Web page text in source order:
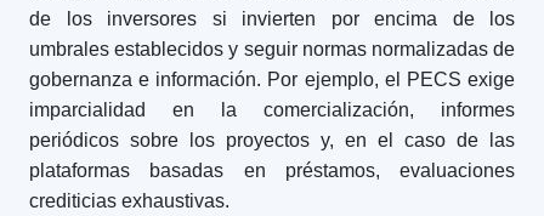
de los inversores si invierten por encima de los
umbrales establecidos y seguir normas normalizadas de
gobernanza e información. Por ejemplo, el PECS exige
imparcialidad en la comercialización, informes
periódicos sobre los proyectos y, en el caso de las
plataformas basadas en préstamos, evaluaciones
crediticias exhaustivas.